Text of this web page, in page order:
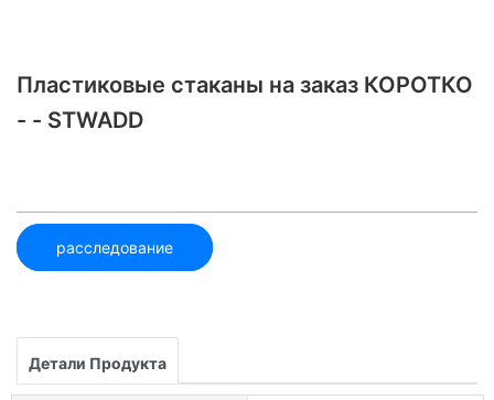
Пластиковые стаканы на заказ КОРОТКО
- - STWADD
расследование
Детали Продукта